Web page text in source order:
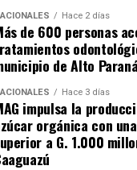
Hace 2 días
de 600 personas
de Alto Paraná
Hace 3 días
impulsa la
orgánica con
a G. 1.000